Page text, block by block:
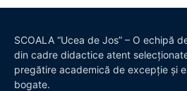
SCOALA “Ucea de Jos” – O echipă
din cadre didactice atent
pregătire academică de excepție și
bogate.